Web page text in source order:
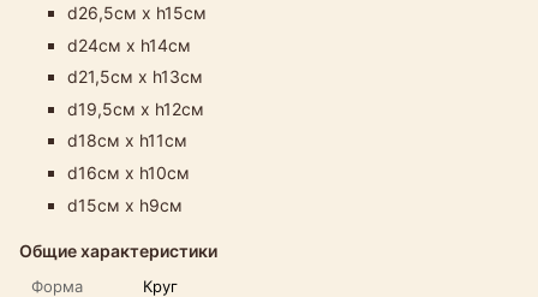
d26,5см х h15см
d24см х h14см
d21,5см х h13см
d19,5см х h12см
d18см х h11см
d16см х h10см
d15см х h9см
Общие характеристики
Форма Круг